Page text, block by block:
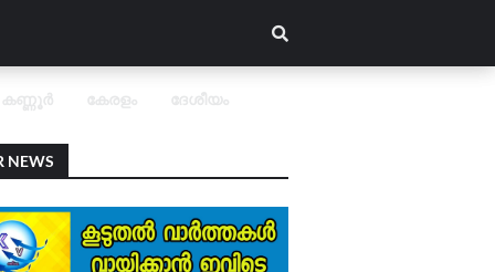
കണ്ണൂർ കേരളം ദേശീയം
NEWS